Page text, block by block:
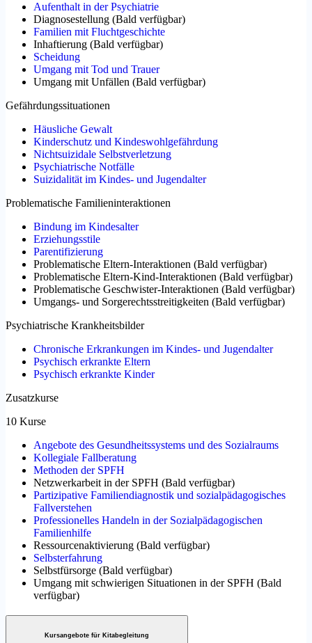
Aufenthalt in der Psychiatrie
Diagnosestellung (Bald verfügbar)
Familien mit Fluchtgeschichte
Inhaftierung (Bald verfügbar)
Scheidung
Umgang mit Tod und Trauer
Umgang mit Unfällen (Bald verfügbar)
Gefährdungssituationen
Häusliche Gewalt
Kinderschutz und Kindeswohlgefährdung
Nichtsuizidale Selbstverletzung
Psychiatrische Notfälle
Suizidalität im Kindes- und Jugendalter
Problematische Familieninteraktionen
Bindung im Kindesalter
Erziehungsstile
Parentifizierung
Problematische Eltern-Interaktionen (Bald verfügbar)
Problematische Eltern-Kind-Interaktionen (Bald verfügbar)
Problematische Geschwister-Interaktionen (Bald verfügbar)
Umgangs- und Sorgerechtsstreitigkeiten (Bald verfügbar)
Psychiatrische Krankheitsbilder
Chronische Erkrankungen im Kindes- und Jugendalter
Psychisch erkrankte Eltern
Psychisch erkrankte Kinder
Zusatzkurse
10 Kurse
Angebote des Gesundheitssystems und des Sozialraums
Kollegiale Fallberatung
Methoden der SPFH
Netzwerkarbeit in der SPFH (Bald verfügbar)
Partizipative Familiendiagnostik und sozialpädagogisches
Fallverstehen
Professionelles Handeln in der Sozialpädagogischen
Familienhilfe
Ressourcenaktivierung (Bald verfügbar)
Selbsterfahrung
Selbstfürsorge (Bald verfügbar)
Umgang mit schwierigen Situationen in der SPFH (Bald
verfügbar)
Kursangebote für Kitabegleitung